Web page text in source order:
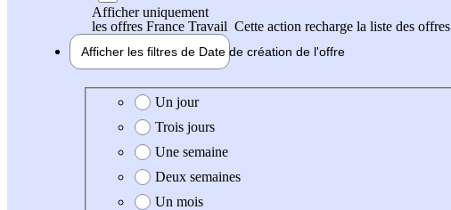
Afficher uniquement
les offres France Travail Cette action recharge la liste des offres
Afficher les filtres de Date de création de l'offre
Date de création de l'offre
Un jour
Trois jours
Une semaine
Deux semaines
Un mois